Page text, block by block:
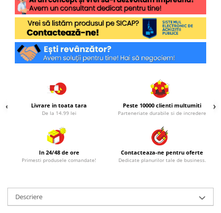
Livrare in toata tara
De la 14.99 lei
Peste 10000 clienti multumiti
Parteneriate durabile si de incredere
In 24/48 de ore
Primesti produsele comandate!
Contacteaza-ne pentru oferte
Dedicate planurilor tale de business.
Descriere